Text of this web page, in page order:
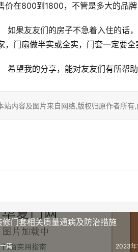
价在800到1800，不管是多大的品
，门扇做半实或全实，门套一定要全
希望我的分享，能对友友们有所帮
站内容及图片来自网络,版权归原作者所
修门套相关质量通病及防治措施
篇 2023年